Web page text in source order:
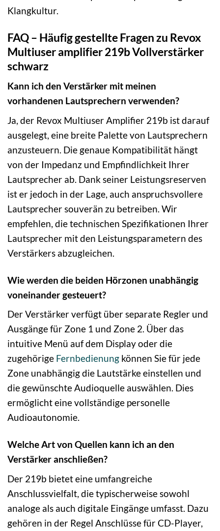
Klangkultur.
FAQ – Häufig gestellte Fragen zu Revox
Multiuser amplifier 219b Vollverstärker
schwarz
Kann ich den Verstärker mit meinen
vorhandenen Lautsprechern verwenden?
Ja, der Revox Multiuser Amplifier 219b ist darauf
ausgelegt, eine breite Palette von Lautsprechern
anzusteuern. Die genaue Kompatibilität hängt
von der Impedanz und Empfindlichkeit Ihrer
Lautsprecher ab. Dank seiner Leistungsreserven
ist er jedoch in der Lage, auch anspruchsvollere
Lautsprecher souverän zu betreiben. Wir
empfehlen, die technischen Spezifikationen Ihrer
Lautsprecher mit den Leistungsparametern des
Verstärkers abzugleichen.
Wie werden die beiden Hörzonen unabhängig
voneinander gesteuert?
Der Verstärker verfügt über separate Regler und
Ausgänge für Zone 1 und Zone 2. Über das
intuitive Menü auf dem Display oder die
zugehörige Fernbedienung können Sie für jede
Zone unabhängig die Lautstärke einstellen und
die gewünschte Audioquelle auswählen. Dies
ermöglicht eine vollständige personelle
Audioautonomie.
Welche Art von Quellen kann ich an den
Verstärker anschließen?
Der 219b bietet eine umfangreiche
Anschlussvielfalt, die typischerweise sowohl
analoge als auch digitale Eingänge umfasst. Dazu
gehören in der Regel Anschlüsse für CD-Player,